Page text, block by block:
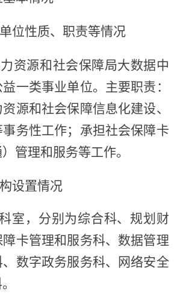
位性质、职责等情况
资源和社会保障局大数据中
一类事业单位。主要职责：
源和社会保障信息化建设、
务性工作；承担社会保障卡
）管理和服务等工作。
设置情况
室，分别为综合科、规划财
卡管理和服务科、数据管理
数字政务服务科、网络安全